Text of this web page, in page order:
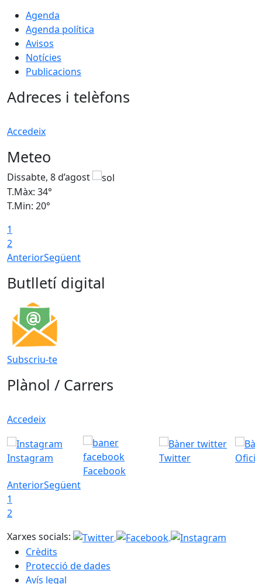
Agenda
Agenda política
Avisos
Notícies
Publicacions
Adreces i telèfons
Accedeix
Meteo
Dissabte, 8 d’agost
T.Màx: 34°
T.Min: 20°
1
2
AnteriorSegüent
Butlletí digital
Subscriu-te
Plànol / Carrers
Accedeix
Instagram
Facebook
Twitter
AnteriorSegüent
1
2
Xarxes socials:
Crèdits
Protecció de dades
Avís legal